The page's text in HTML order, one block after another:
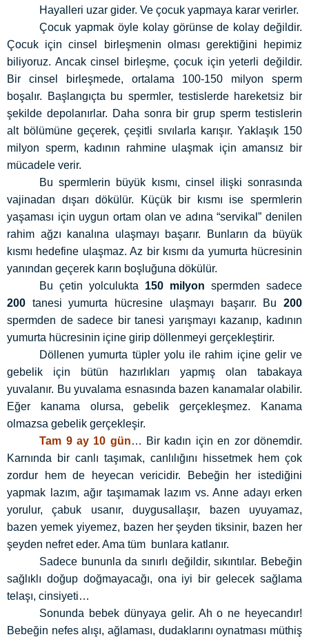
Hayalleri uzar gider. Ve çocuk yapmaya karar verirler.
Çocuk yapmak öyle kolay görünse de kolay değildir.
Çocuk için cinsel birleşmenin olması gerektiğini hepimiz
biliyoruz. Ancak cinsel birleşme, çocuk için yeterli değildir.
Bir cinsel birleşmede, ortalama 100-150 milyon sperm
boşalır. Başlangıçta bu spermler, testislerde hareketsiz bir
şekilde depolanırlar. Daha sonra bir grup sperm testislerin
alt bölümüne geçerek, çeşitli sıvılarla karışır. Yaklaşık 150
milyon sperm, kadının rahmine ulaşmak için amansız bir
mücadele verir.
Bu spermlerin büyük kısmı, cinsel ilişki sonrasında
vajinadan dışarı dökülür. Küçük bir kısmı ise spermlerin
yaşaması için uygun ortam olan ve adına “servikal” denilen
rahim ağzı kanalına ulaşmayı başarır. Bunların da büyük
kısmı hedefine ulaşmaz. Az bir kısmı da yumurta hücresinin
yanından geçerek karın boşluğuna dökülür.
Bu çetin yolculukta 150 milyon spermden sadece
200 tanesi yumurta hücresine ulaşmayı başarır. Bu200
spermden de sadece bir tanesi yarışmayı kazanıp, kadının
yumurta hücresinin içine girip döllenmeyi gerçekleştirir.
Döllenen yumurta tüpler yolu ile rahim içine gelir ve
gebelik için bütün hazırlıkları yapmış olan tabakaya
yuvalanır. Bu yuvalama esnasında bazen kanamalar olabilir.
Eğer kanama olursa, gebelik gerçekleşmez. Kanama
olmazsa gebelik gerçekleşir.
Tam 9 ay 10 gün… Bir kadın için en zor dönemdir.
Karnında bir canlı taşımak, canlılığını hissetmek hem çok
zordur hem de heyecan vericidir. Bebeğin her istediğini
yapmak lazım, ağır taşımamak lazım vs. Anne adayı erken
yorulur, çabuk usanır, duygusallaşır, bazen uyuyamaz,
bazen yemek yiyemez, bazen her şeyden tiksinir, bazen her
şeyden nefret eder. Ama tüm bunlara katlanır.
Sadece bununla da sınırlı değildir, sıkıntılar. Bebeğin
sağlıklı doğup doğmayacağı, ona iyi bir gelecek sağlama
telaşı, cinsiyeti…
Sonunda bebek dünyaya gelir. Ah o ne heyecandır!
Bebeğin nefes alışı, ağlaması, dudaklarını oynatması müthiş